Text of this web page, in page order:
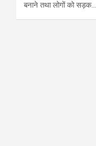
बनाने तथा लोगों को सड़क…